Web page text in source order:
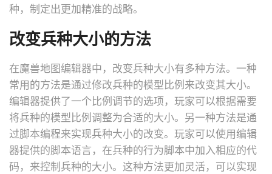
种，制定出更加精准的战略。
改变兵种大小的方法
在魔兽地图编辑器中，改变兵种大小有多种方法。一种
常用的方法是通过修改兵种的模型比例来改变其大小。
编辑器提供了一个比例调节的选项，玩家可以根据需要
将兵种的模型比例调整为合适的大小。另一种方法是通
过脚本编程来实现兵种大小的改变。玩家可以使用编辑
器提供的脚本语言，在兵种的行为脚本中加入相应的代
码，来控制兵种的大小。这种方法更加灵活，可以实现